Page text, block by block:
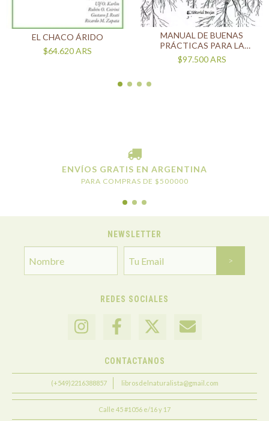
EL CHACO ÁRIDO
$64.620ARS
MANUAL DE BUENAS
PRÁCTICAS PARA LA
CONSERVACIÓN DE
BOSQUES NATIVOS
$97.500ARS
ENVÍOS GRATIS EN ARGENTINA
PARA COMPRAS DE $500000
NEWSLETTER
REDES SOCIALES
CONTACTANOS
(+549)2216388857 librosdelnaturalista@gmail.com
Calle 45 #1056 e/16 y 17